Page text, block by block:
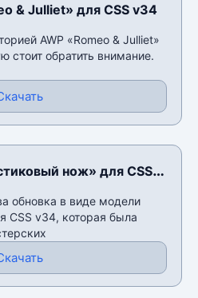
& Julliet» для CSS v34
AWP «Romeo & Julliet»
стоит обратить внимание.
нож» для CSS
обновка в виде модели
CSS v34, которая была